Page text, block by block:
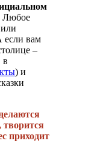
Любое
если вам
–
в
) и
приходит